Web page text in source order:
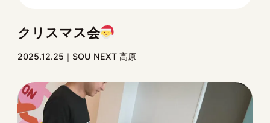
クリスマス会
2025.12.25 SOU NEXT 高原